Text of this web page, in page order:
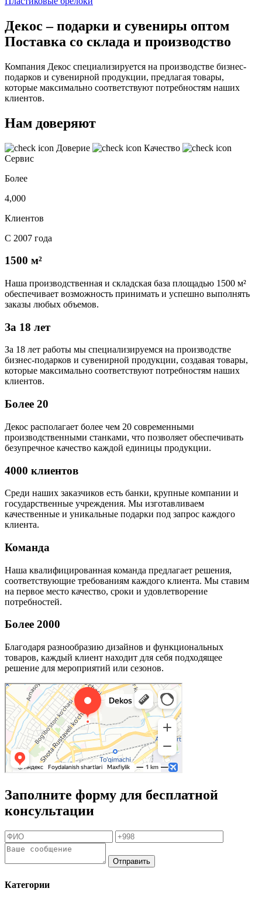
Декос – подарки и сувениры оптом
Поставка со склада и производство
Компания Декос специализируется на производстве бизнес-
подарков и сувенирной продукции, предлагая товары,
которые максимально соответствуют потребностям наших
клиентов.
Нам доверяют
Доверие
Качество
Сервис
Более
4,000
Клиентов
С 2007 года
1500 м²
Наша производственная и складская база площадью 1500 м²
обеспечивает возможность принимать и успешно выполнять
заказы любых объемов.
За 18 лет
За 18 лет работы мы специализируемся на производстве
бизнес-подарков и сувенирной продукции, создавая товары,
которые максимально соответствуют потребностям наших
клиентов.
Более 20
Декос располагает более чем 20 современными
производственными станками, что позволяет обеспечивать
безупречное качество каждой единицы продукции.
4000 клиентов
Среди наших заказчиков есть банки, крупные компании и
государственные учреждения. Мы изготавливаем
качественные и уникальные подарки под запрос каждого
клиента.
Команда
Наша квалифицированная команда предлагает решения,
соответствующие требованиям каждого клиента. Мы ставим
на первое место качество, сроки и удовлетворение
потребностей.
Более 2000
Благодаря разнообразию дизайнов и функциональных
товаров, каждый клиент находит для себя подходящее
решение для мероприятий или сезонов.
Заполните форму для бесплатной
консультации
Отправить
Категории